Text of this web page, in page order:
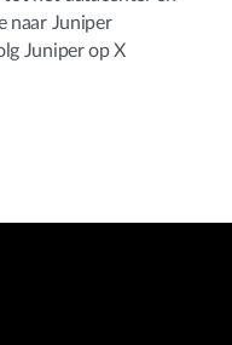
naar Juniper
Juniper op X